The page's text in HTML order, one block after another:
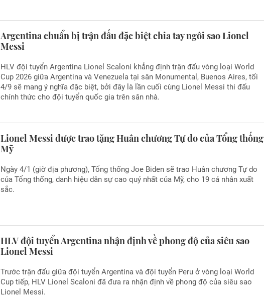
Argentina chuẩn bị trận đấu đặc biệt chia tay ngôi sao Lionel
Messi
HLV đội tuyển Argentina Lionel Scaloni khẳng định trận đấu vòng loại World
Cup 2026 giữa Argentina và Venezuela tại sân Monumental, Buenos Aires, tối
4/9 sẽ mang ý nghĩa đặc biệt, bởi đây là lần cuối cùng Lionel Messi thi đấu
chính thức cho đội tuyển quốc gia trên sân nhà.
Lionel Messi được trao tặng Huân chương Tự do của Tổng thống
Mỹ
Ngày 4/1 (giờ địa phương), Tổng thống Joe Biden sẽ trao Huân chương Tự do
của Tổng thống, danh hiệu dân sự cao quý nhất của Mỹ, cho 19 cá nhân xuất
sắc.
HLV đội tuyển Argentina nhận định về phong độ của siêu sao
Lionel Messi
Trước trận đấu giữa đội tuyển Argentina và đội tuyển Peru ở vòng loại World
Cup tiếp, HLV Lionel Scaloni đã đưa ra nhận định về phong độ của siêu sao
Lionel Messi.